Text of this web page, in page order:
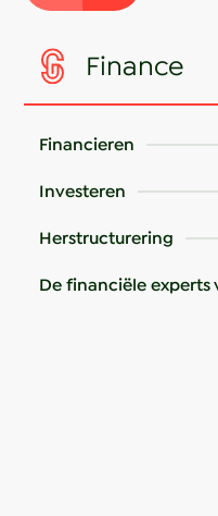
Finance
Financieren
Investeren
Herstructurering
De financiële experts